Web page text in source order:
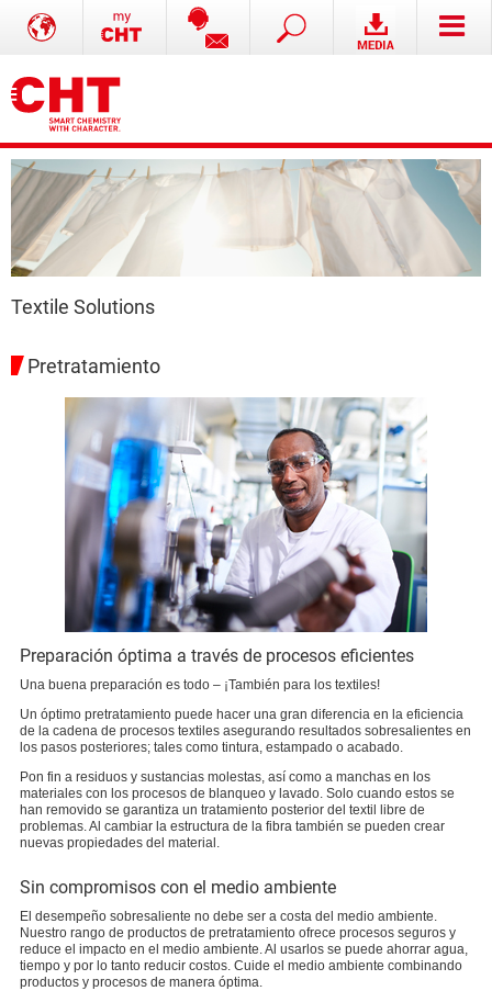
Textile Solutions
Pretratamiento
Preparación óptima a través de procesos eficientes
Una buena preparación es todo – ¡También para los textiles!
Un óptimo pretratamiento puede hacer una gran diferencia en la eficiencia
de la cadena de procesos textiles asegurando resultados sobresalientes en
los pasos posteriores; tales como tintura, estampado o acabado.
Pon fin a residuos y sustancias molestas, así como a manchas en los
materiales con los procesos de blanqueo y lavado. Solo cuando estos se
han removido se garantiza un tratamiento posterior del textil libre de
problemas. Al cambiar la estructura de la fibra también se pueden crear
nuevas propiedades del material.
Sin compromisos con el medio ambiente
El desempeño sobresaliente no debe ser a costa del medio ambiente.
Nuestro rango de productos de pretratamiento ofrece procesos seguros y
reduce el impacto en el medio ambiente. Al usarlos se puede ahorrar agua,
tiempo y por lo tanto reducir costos. Cuide el medio ambiente combinando
productos y procesos de manera óptima.